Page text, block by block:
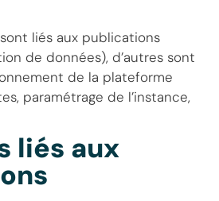
liés aux publications
de données), d’autres sont
de la plateforme
paramétrage de l’instance,
liés aux